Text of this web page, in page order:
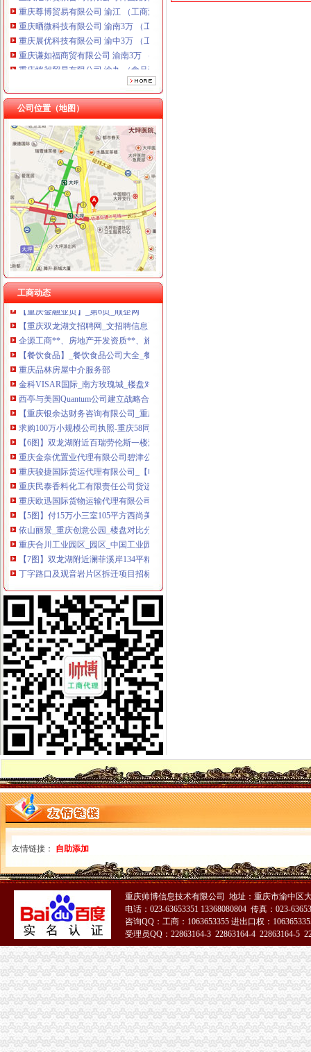
重庆晒微科技有限公司 渝南3万 （工商注册）
重庆展优科技有限公司 渝中3万 （工商注册）
重庆谦如福商贸有限公司 渝南3万 （公司转让）
重庆恺昶贸易有限公司 渝九 （食品许可证）
上海兆妩贸易有限公司重庆时代广场分公司 渝中 （工商注册）
公司位置（地图）
工商动态
双龙湖代办营业执照
求购100万小规模公司执照-重庆58同城
重庆安龙财务咨询有限公司_全球企业库
重庆盛汇汽车经纪有限公司联系方式_信用报告_工商信息-启信宝
双凤桥街道旧房改造片区拆迁项目招标公告_中国招标网_重庆市招标
丁字路口及观音岩片区拆迁项目招标公告_中国招标网_重庆市招标
重庆顶呱呱代理记账多少钱重庆代理记账今题网
【重庆西部知识产权服务中心2018新招聘信息】_聘网
重庆全际通货运代理有限公司
【重庆金融业页】_第6页_顺企网
【重庆双龙湖文招聘网_文招聘信息】-重庆智联招聘
企源工商**、房地产开发资质**、施工企业入备案重庆专项审批今题网
【餐饮食品】_餐饮食品公司大全_餐饮食品价格_顺企网
重庆品林房屋中介服务部
金科VISAR国际_南方玫瑰城_楼盘对比分析-重庆乐居
西亭与美国Quantum公司建立战略合作伙伴关系重庆公司注册今题网
【重庆银余达财务咨询有限公司_重庆银余达财务咨询有限公司】-公司
求购100万小规模公司执照-重庆58同城
【6图】双龙湖附近百瑞劳伦斯一楼洋房169平精装四室110万,-许昌
重庆金奈优置业代理有限公司碧津公园经营部_【电话地址_招聘信息_
重庆骏捷国际货运代理有限公司_【电话地址_招聘信息_注册信息_信用
重庆民泰香料化工有限责任公司货运代理分公司_【信用信息_诉讼信息
重庆欧迅国际货物运输代理有限公司_【电话地址_招聘信息_注册信息_
【5图】付15万小三室105平方西尚美,县保健院附近,双龙湖,-许
依山丽景_重庆创意公园_楼盘对比分析-重庆乐居
重庆合川工业园区_园区_中国工业园网
【7图】双龙湖附近澜菲溪岸134平精装3室中间楼层可按揭,许昌魏
丁字路口及观音岩片区拆迁项目招标公告_中国招标网_重庆市招标
双凤桥街道旧房改造片区拆迁项目招标公告_中国招标网_重庆市招标
三圣材：重庆天元律师事务所关于公司次公开发行股票并上市的补
【月均8000招房产销售,重庆市大泽置业代理有限公司双龙分店招聘】
重庆三圣种建材股份有限公司重庆天元律师事务所关于公司次公开
重庆利洋汽车经纪有限公司第一分部联系方式_信用报告_工商信息-启
重庆盛汇汽车经纪有限公司联系方式_信用报告_工商信息-启信宝
重庆盛汇汽车经纪有限公司_工商信息_电话_地址_信用信息_财务信息
【重庆利洋汽车经纪有限公司第二分部工商信息】-阿土伯工商信息查询
办事儿网本地生活服务本地服务分类需求信息_办事儿网
【图】重庆公司注册营业执照验资记帐报税等服务_重庆工商注册_重
重庆社保、养老、……新消息！你关心的问题全都在这里！_搜
足球节_今日早报
【图】低价代办营业执照_重庆工商注册_重庆列表网
双龙湖专利注册_双龙湖代理-双龙湖易登网
【等培训】_等培训厂家页_等培训价格_第4页_顺企网
双龙湖公司注册_双龙湖内资公司注册_双龙湖外资公司注册-重庆易登网
重庆红旗河沟公司代办_列表网
重庆执照网上年审_列表网
重庆安龙财务咨询有限公司_全球企业库
【重庆双龙湖临时招聘网_临时招聘信息】-重庆智联招聘
重庆市二手房交易流程有哪些？
重庆不动产权证书办理费用-重庆本地宝
重庆市房地产业协会_百度百科
【2017年重庆西部知识产权服务中心新招聘信息_电话_地址】-赶集网
双龙湖代办营业执照
求购100万小规模公司执照-重庆58同城
重庆安龙财务咨询有限公司_全球企业库
重庆盛汇汽车经纪有限公司联系方式_信用报告_工商信息-启信宝
双凤桥街道旧房改造片区拆迁项目招标公告_中国招标网_重庆市招标
丁字路口及观音岩片区拆迁项目招标公告_中国招标网_重庆市招标
重庆顶呱呱代理记账多少钱重庆代理记账今题网
【重庆西部知识产权服务中心2018新招聘信息】_聘网
友情链接： 自助添加
重庆帅博信息技术有限公司 地址：重庆市渝中区
电话：023-63653351 13368080804 传真：023-
咨询QQ：工商：1063653355 进出口权：
受理员QQ：22863164-3 22863164-4 22863164-5
51La